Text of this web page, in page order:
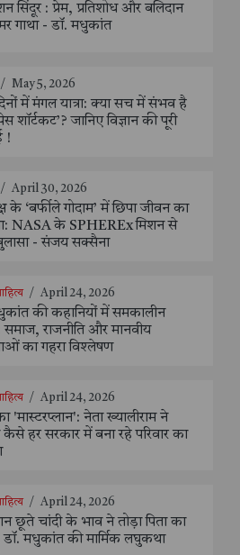
सिंदूर : प्रेम, प्रतिशोध और बलिदान
गाथा - डॉ. मधुकांत
/ May 5, 2026
में मंगल यात्रा: क्या सच में संभव है
शॉर्टकट’? जानिए विज्ञान की पूरी
!
/ April 30, 2026
के ‘बर्फीले गोदाम’ में छिपा जीवन का
NASA के SPHEREx मिशन से
- संजय सक्सैना
/ April 24, 2026
की कहानियों में समकालीन
समाज, राजनीति और मानवीय
का गहरा विश्लेषण
/ April 24, 2026
'मास्टरप्लान': नेता ख्यालीराम ने
कैसे हर सरकार में बना रहे परिवार का
/ April 24, 2026
छूते चांदी के भाव ने तोड़ा पिता का
डॉ. मधुकांत की मार्मिक लघुकथा